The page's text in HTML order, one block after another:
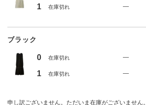
1 在庫切れ —
ブラック
0 在庫切れ —
1 在庫切れ —
申し訳ございません。ただいま在庫がございません。